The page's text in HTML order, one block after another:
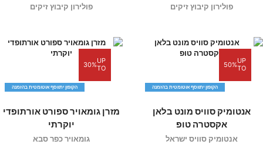
פולירון קיבוץ זיקים פולירון קיבוץ זיקים
UP
TO
50%
הקופון יתווסף אוטומטית בהזמנה
אנטומיק סוויס מונט בלאן
אקסטרה טופ
אנטומיק סוויס ישראל
UP
TO
30%
הקופון יתווסף אוטומטית בהזמנה
מזרן גומאויר ספורט אורתופדי
יוקרתי
גומאויר כפר סבא